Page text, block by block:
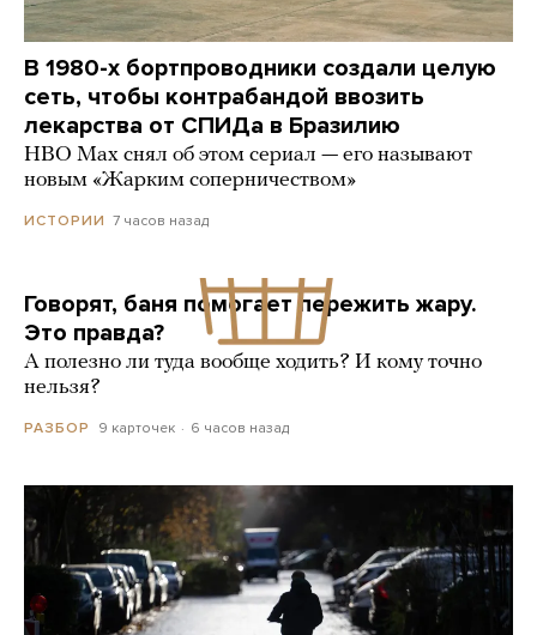
В 1980-х бортпроводники создали целую
сеть, чтобы контрабандой ввозить
лекарства от СПИДа в Бразилию
HBO Max снял об этом сериал — его называют
новым «Жарким соперничеством»
ИСТОРИИ 7 часов назад
Говорят, баня помогает пережить жару.
Это правда?
А полезно ли туда вообще ходить? И кому точно
нельзя?
РАЗБОР 9 карточек 6 часов назад